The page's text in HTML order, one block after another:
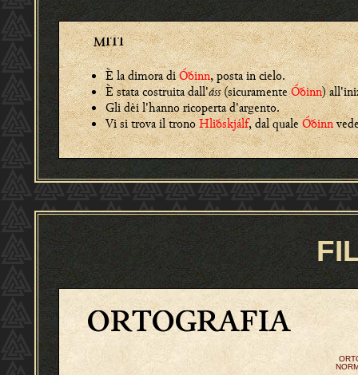
MITI
Èla dimora diÓðinn, posta in cielo.
È stata costruita dall'áss(sicuramenteÓðinn)
Gli dèi l'hanno ricoperta d'argento.
Vi si trova il tronoHliðskjálf, dal qualeÓðinn
ORTOGRAFIA